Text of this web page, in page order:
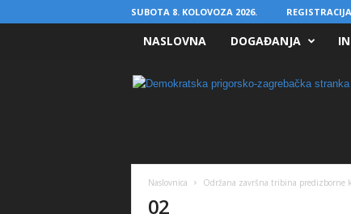
SUBOTA 8. KOLOVOZA 2026.
NASLOVNA DOGAĐANJA
D
P
Naslovnica Održana završna tribina predizborne
02